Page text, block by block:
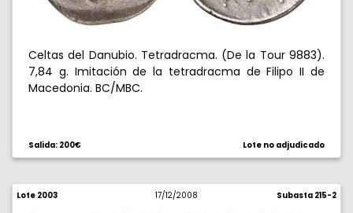
Celtas del Danubio. Tetradracma. (De la Tour 9883).
7,84 g. Imitación de la tetradracma de Filipo II de
Macedonia. BC/MBC.
Salida: 200€ Lote no adjudicado
Lote 2003 17/12/2008 Subasta 215-2